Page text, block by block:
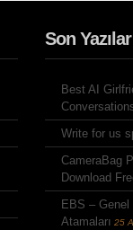
Son Yazılar
Best AI
Write for us
CameraBag
Download
EBS – Genel
Atamaları 25